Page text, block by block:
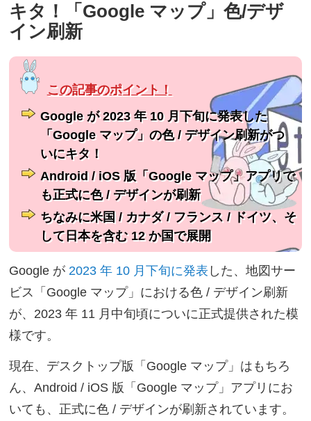
キタ！「Google マップ」色/デザ
イン刷新
Google が 2023 年 10 月下旬に発表した
「Google マップ」の色 / デザイン刷新がつ
いにキタ！
Android / iOS 版「Google マップ」アプリで
も正式に色 / デザインが刷新
ちなみに米国 / カナダ / フランス / ドイツ、そ
して日本を含む 12 か国で展開
Google が 2023 年 10 月下旬に発表 した、地図サー
ビス「Google マップ」における色 / デザイン刷新
が、2023 年 11 月中旬頃についに正式提供された模
様です。
現在、デスクトップ版「Google マップ」はもちろ
ん、Android / iOS 版「Google マップ」アプリにお
いても、正式に色 / デザインが刷新されています。